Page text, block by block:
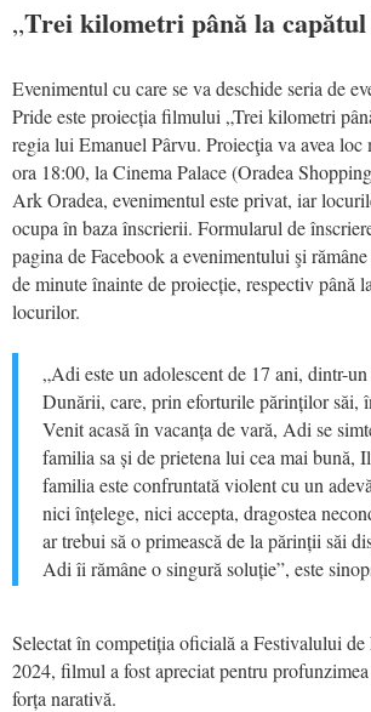
„Trei kilometri până la
Evenimentul cu care se va deschide seria de
Pride este proiecția filmului „Trei kilometri
regia lui Emanuel Pârvu. Proiecţia va avea
ora 18:00, la Cinema Palace (Oradea
Ark Oradea, evenimentul este privat, iar
ocupa în baza înscrierii. Formularul de
pagina de Facebook a evenimentului şi
de minute înainte de proiecție, respectiv până
locurilor.
„Adi este un adolescent de 17 ani, dintr-
Dunării, care, prin eforturile părinților săi,
Venit acasă în vacanța de vară, Adi se
familia sa și de prietena lui cea mai bună,
familia este confruntată violent cu un
nici înțelege, nici accepta, dragostea
ar trebui să o primească de la părinții săi
Adi îi rămâne o singură soluție”, este
Selectat în competiția oficială a Festivalului
2024, filmul a fost apreciat pentru
forța narativă.